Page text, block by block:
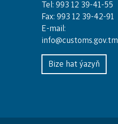
Tel: 993 12 39-41-55
Fax: 993 12 39-42-91
E-mail:
info@customs.gov.tm
Bize hat ýazyň